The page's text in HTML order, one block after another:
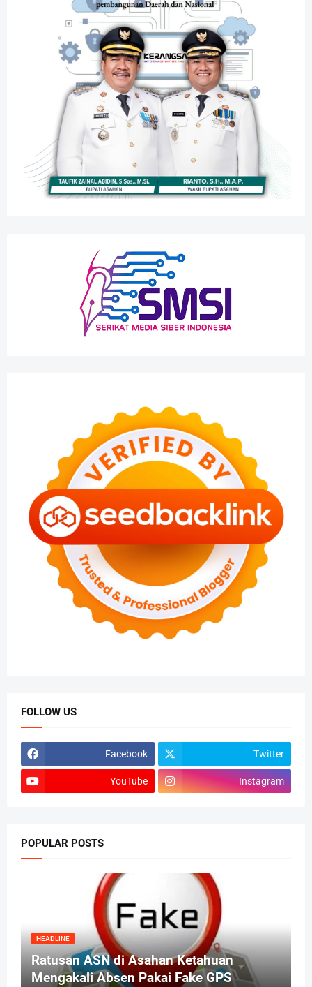
FOLLOW US
Facebook Twitter
YouTube Instagram
POPULAR POSTS
HEADLINE
Ratusan ASN di Asahan Ketahuan
Mengakali Absen Pakai Fake GPS